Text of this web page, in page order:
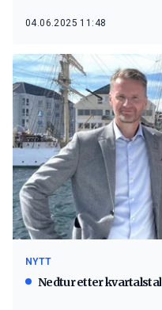
04.06.2025 11:48
NYTT
Nedtur etter kvartalstal